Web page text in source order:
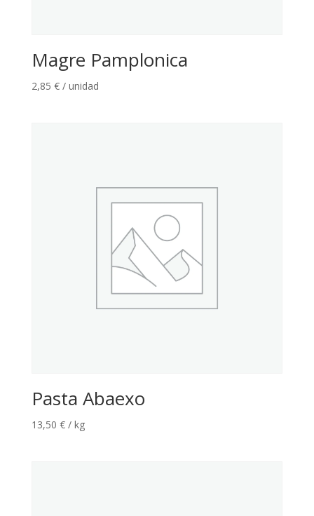
Magre Pamplonica
2,85 € / unidad
Pasta Abaexo
13,50 € / kg